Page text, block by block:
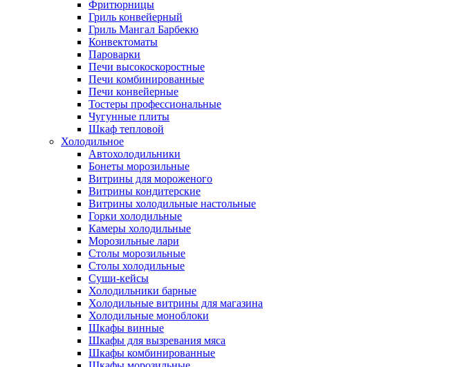
Фритюрницы
Гриль конвейерный
Гриль Мангал Барбекю
Конвектоматы
Пароварки
Печи высокоскоростные
Печи комбинированные
Печи конвейерные
Тостеры профессиональные
Чугунные плиты
Шкаф тепловой
Холодильное
Автохолодильники
Бонеты морозильные
Витрины для мороженого
Витрины кондитерские
Витрины холодильные настольные
Горки холодильные
Камеры холодильные
Морозильные лари
Столы морозильные
Столы холодильные
Суши-кейсы
Холодильники барные
Холодильные витрины для магазина
Холодильные моноблоки
Шкафы винные
Шкафы для вызревания мяса
Шкафы комбинированные